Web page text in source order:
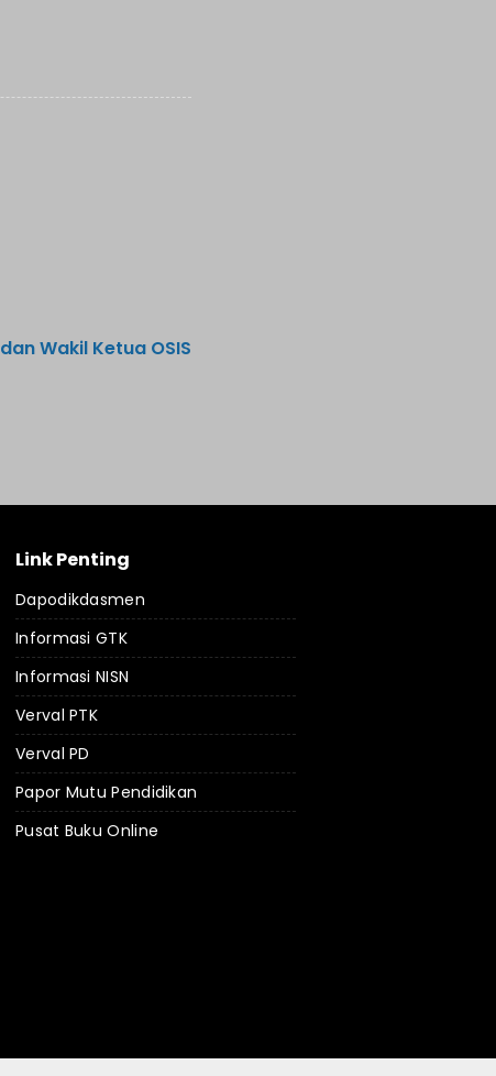
Wakil Ketua OSIS
Link Penting
Dapodikdasmen
Informasi GTK
Informasi NISN
Verval PTK
Verval PD
Papor Mutu Pendidikan
Pusat Buku Online